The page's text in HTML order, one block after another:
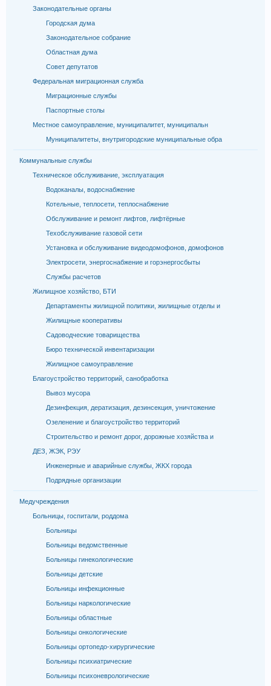
Законодательные органы
Городская дума
Законодательное собрание
Областная дума
Совет депутатов
Федеральная миграционная служба
Миграционные службы
Паспортные столы
Местное самоуправление, муниципалитет, муниципальн
Муниципалитеты, внутригородские муниципальные обра
Коммунальные службы
Техническое обслуживание, эксплуатация
Водоканалы, водоснабжение
Котельные, теплосети, теплоснабжение
Обслуживание и ремонт лифтов, лифтёрные
Техобслуживание газовой сети
Установка и обслуживание видеодомофонов, домофонов
Электросети, энергоснабжение и горэнергосбыты
Службы расчетов
Жилищное хозяйство, БТИ
Департаменты жилищной политики, жилищные отделы и
Жилищные кооперативы
Садоводческие товарищества
Бюро технической инвентаризации
Жилищное самоуправление
Благоустройство территорий, санобработка
Вывоз мусора
Дезинфекция, дератизация, дезинсекция, уничтожение
Озеленение и благоустройство территорий
Строительство и ремонт дорог, дорожные хозяйства и
ДЕЗ, ЖЭК, РЭУ
Инженерные и аварийные службы, ЖКХ города
Подрядные организации
Медучреждения
Больницы, госпитали, роддома
Больницы
Больницы ведомственные
Больницы гинекологические
Больницы детские
Больницы инфекционные
Больницы наркологические
Больницы областные
Больницы онкологические
Больницы ортопедо-хирургические
Больницы психиатрические
Больницы психоневрологические